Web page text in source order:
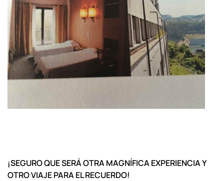
¡SEGURO QUE SERÁ OTRA MAGNÍFICA EXPERIENCIA Y
OTRO VIAJE PARA EL RECUERDO!